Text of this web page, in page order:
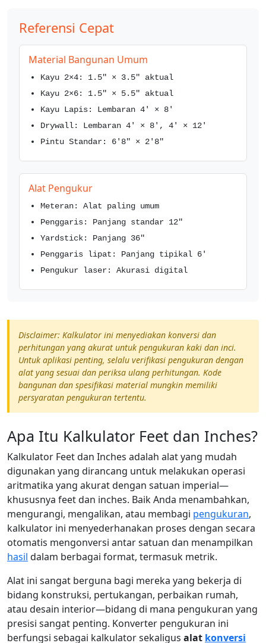
Referensi Cepat
Material Bangunan Umum
Kayu 2×4: 1.5" × 3.5" aktual
Kayu 2×6: 1.5" × 5.5" aktual
Kayu Lapis: Lembaran 4' × 8'
Drywall: Lembaran 4' × 8', 4' × 12'
Pintu Standar: 6'8" × 2'8"
Alat Pengukur
Meteran: Alat paling umum
Penggaris: Panjang standar 12"
Yardstick: Panjang 36"
Penggaris lipat: Panjang tipikal 6'
Pengukur laser: Akurasi digital
Disclaimer: Kalkulator ini menyediakan konversi dan
perhitungan yang akurat untuk pengukuran kaki dan inci.
Untuk aplikasi penting, selalu verifikasi pengukuran dengan
alat yang sesuai dan periksa ulang perhitungan. Kode
bangunan dan spesifikasi material mungkin memiliki
persyaratan pengukuran tertentu.
Apa Itu Kalkulator Feet dan Inches?
Kalkulator Feet dan Inches adalah alat yang mudah
digunakan yang dirancang untuk melakukan operasi
aritmatika yang akurat dengan satuan imperial—
khususnya feet dan inches. Baik Anda menambahkan,
mengurangi, mengalikan, atau membagi pengukuran,
kalkulator ini menyederhanakan proses dengan secara
otomatis mengonversi antar satuan dan menampilkan
hasil dalam berbagai format, termasuk metrik.
Alat ini sangat berguna bagi mereka yang bekerja di
bidang konstruksi, pertukangan, perbaikan rumah,
atau desain interior—bidang di mana pengukuran yang
presisi sangat penting. Konverter pengukuran ini
berfungsi sebagai kalkulator sekaligus alat konversi